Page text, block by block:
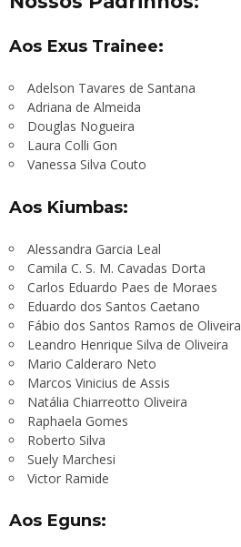
Aos Exus Trainee:
Adelson Tavares de Santana
Adriana de Almeida
Douglas Nogueira
Laura Colli Gon
Vanessa Silva Couto
Aos Kiumbas:
Alessandra Garcia Leal
Camila C. S. M. Cavadas Dorta
Carlos Eduardo Paes de Moraes
Eduardo dos Santos Caetano
Fábio dos Santos Ramos de Oliveira
Leandro Henrique Silva de Oliveira
Mario Calderaro Neto
Marcos Vinicius de Assis
Natália Chiarreotto Oliveira
Raphaela Gomes
Roberto Silva
Suely Marchesi
Victor Ramide
Aos Eguns: